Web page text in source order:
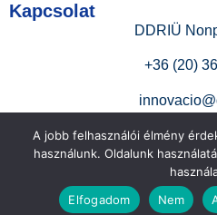
Kapcsolat
DDRIÜ
+36 (20)
7621 Pécs,
Adatvédelem
Adatkezelési
A jobb felhasználói élmény
használunk. Oldalunk
Elfogadom
Nem